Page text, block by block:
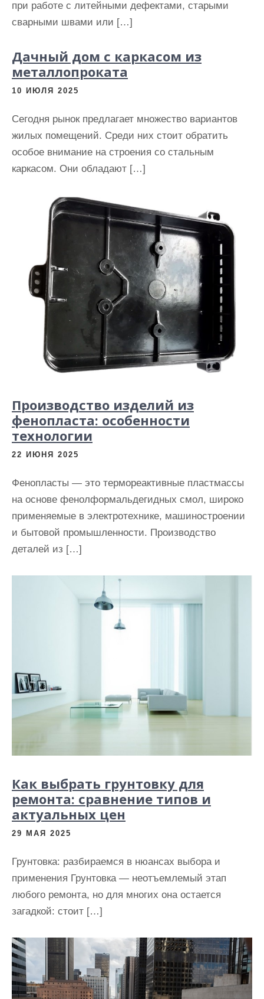
при работе с литейными дефектами, старыми
сварными швами или […]
Дачный дом с каркасом из
металлопроката
10 ИЮЛЯ 2025
Сегодня рынок предлагает множество вариантов
жилых помещений. Среди них стоит обратить
особое внимание на строения со стальным
каркасом. Они обладают […]
Производство изделий из
фенопласта: особенности
технологии
22 ИЮНЯ 2025
Фенопласты — это термореактивные пластмассы
на основе фенолформальдегидных смол, широко
применяемые в электротехнике, машиностроении
и бытовой промышленности. Производство
деталей из […]
Как выбрать грунтовку для
ремонта: сравнение типов и
актуальных цен
29 МАЯ 2025
Грунтовка: разбираемся в нюансах выбора и
применения Грунтовка — неотъемлемый этап
любого ремонта, но для многих она остается
загадкой: стоит […]